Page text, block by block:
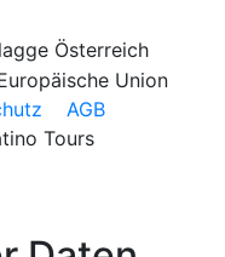
AGB
Tours